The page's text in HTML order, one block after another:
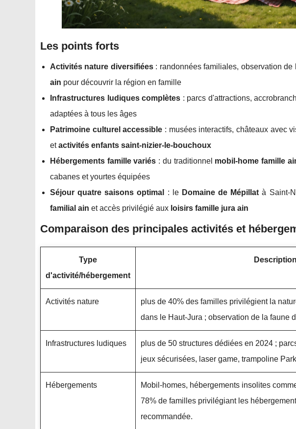
Les points forts
Activités nature diversifiées: randonnées familiales, observation de
ain pour découvrir la région en famille
Infrastructures ludiques complètes : parcs d'attractions,
adaptées à tous les âges
Patrimoine culturel accessible : musées interactifs, châteaux avec
etactivités enfants saint-nizier-le-bouchoux
Hébergements famille variés : du traditionnel mobil-home famille
cabanes et yourtes équipées
Séjour quatre saisons optimal
: le Domaine de Mépillat à Saint-
familial ain et accès privilégié aux loisirs famille jura ain
Comparaison des principales activités et
Type
d'activité/hébergement
Activités nature
plus de 40% des familles privilégient la
dans le Haut-Jura ; observation de la faune
Infrastructures ludiques
plus de 50 structures dédiées en 2024 ;
jeux sécurisées, laser game, trampoline
Hébergements
Mobil-homes, hébergements insolites
78% de familles privilégiant les
recommandée.